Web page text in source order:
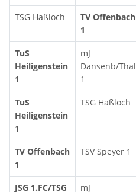
TSG Haßloch
TV Offenbach
1
TuS
Heiligenstein
1
mJ
Dansenb/Thal
1
TuS
Heiligenstein
1
TSG Haßloch
TV Offenbach
1
TSV Speyer 1
JSG 1.FC/TSG mJ